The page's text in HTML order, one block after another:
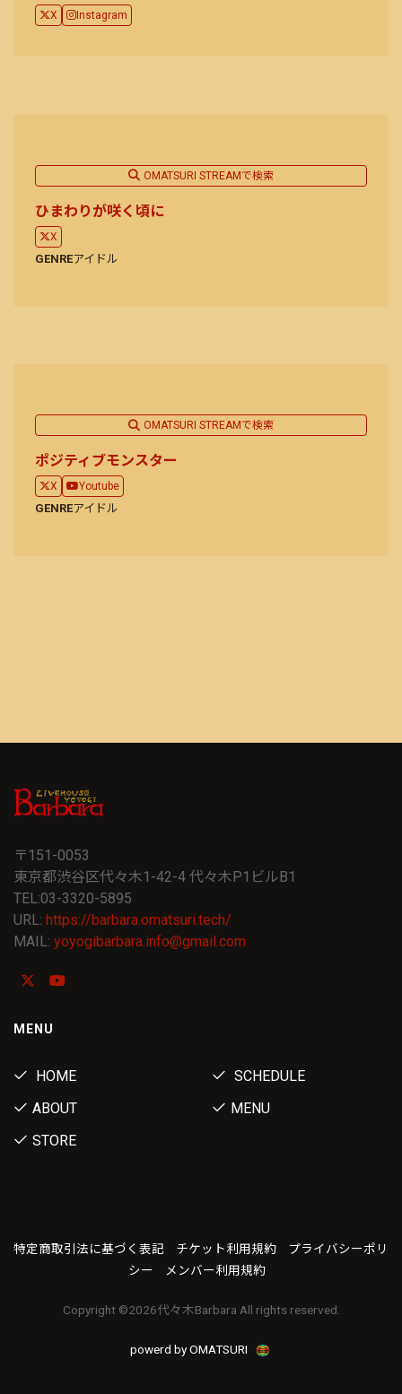
X Instagram
OMATSURI STREAMで検索
ひまわりが咲く頃に
X
GENREアイドル
OMATSURI STREAMで検索
ポジティブモンスター
X Youtube
GENREアイドル
〒151-0053
東京都渋谷区代々木1-42-4 代々木P1ビルB1
TEL:03-3320-5895
URL: https://barbara.omatsuri.tech/
MAIL: yoyogibarbara.info@gmail.com
MENU
HOME
SCHEDULE
ABOUT
MENU
STORE
特定商取引法に基づく表記 チケット利用規約
プライバシーポリ
シー
メンバー利用規約
Copyright ©2026代々木Barbara All rights reserved.
powerd by OMATSURI